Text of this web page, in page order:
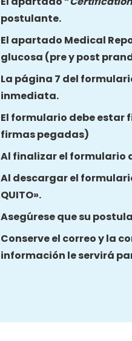
postulante.
El apartado Medical
glucosa (pre y post
La página 7 del
inmediata.
El formulario debe
firmas pegadas)
Al finalizar el formulario
Al descargar el
QUITO».
Asegúrese que su
Conserve el correo y la
información le servirá